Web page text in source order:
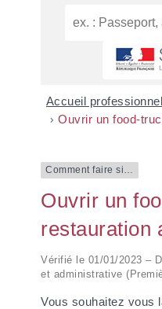
Accueil
> Ouvrir un food-
Comment faire si…
Ouvrir un
restauration
Vérifié le 01/01/2023 –
et administrative
Vous souhaitez vous